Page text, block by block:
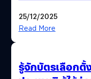
25/12/2025
Read More
รู้จักบัตรเลือกตั้